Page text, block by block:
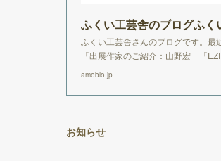
ふくい工芸舎さんのブログです。最
「出展作家のご紹介：山野宏 「
ameblo.jp
お知らせ